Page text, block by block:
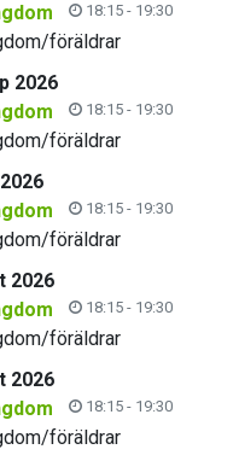
18:15 - 19:30
föräldrar
2026
18:15 - 19:30
föräldrar
18:15 - 19:30
föräldrar
2026
18:15 - 19:30
föräldrar
2026
18:15 - 19:30
föräldrar